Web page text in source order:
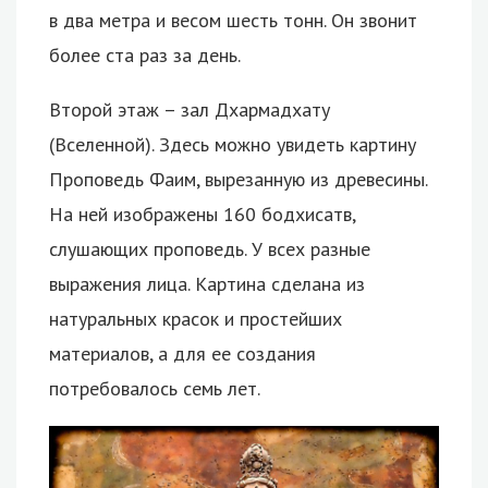
в два метра и весом шесть тонн. Он звонит
более ста раз за день.
Второй этаж – зал Дхармадхату
(Вселенной). Здесь можно увидеть картину
Проповедь Фаим, вырезанную из древесины.
На ней изображены 160 бодхисатв,
слушающих проповедь. У всех разные
выражения лица. Картина сделана из
натуральных красок и простейших
материалов, а для ее создания
потребовалось семь лет.